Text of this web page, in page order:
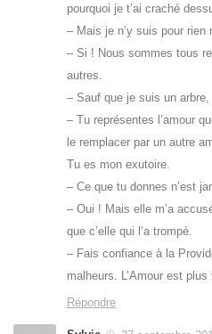
pourquoi je t’ai craché
– Mais je n’y suis pour rien
– Si ! Nous sommes tous
autres.
– Sauf que je suis un arbre,
– Tu représentes l’amour
le remplacer par un autre
Tu es mon exutoire.
– Ce que tu donnes n’est
– Oui ! Mais elle m’a
que c’elle qui l’a trompé.
– Fais confiance à la
malheurs. L’Amour est plus
Répondre